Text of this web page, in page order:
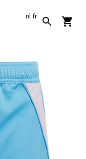
nl fr